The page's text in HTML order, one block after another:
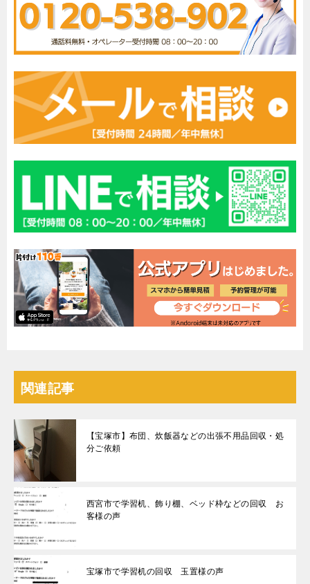
関連記事
【宝塚市】布団、炊飯器などの出張不用品回収・処
分ご依頼
西宮市で学習机、飾り棚、ベッド枠などの回収 お
客様の声
宝塚市で学習机の回収 玉置様の声